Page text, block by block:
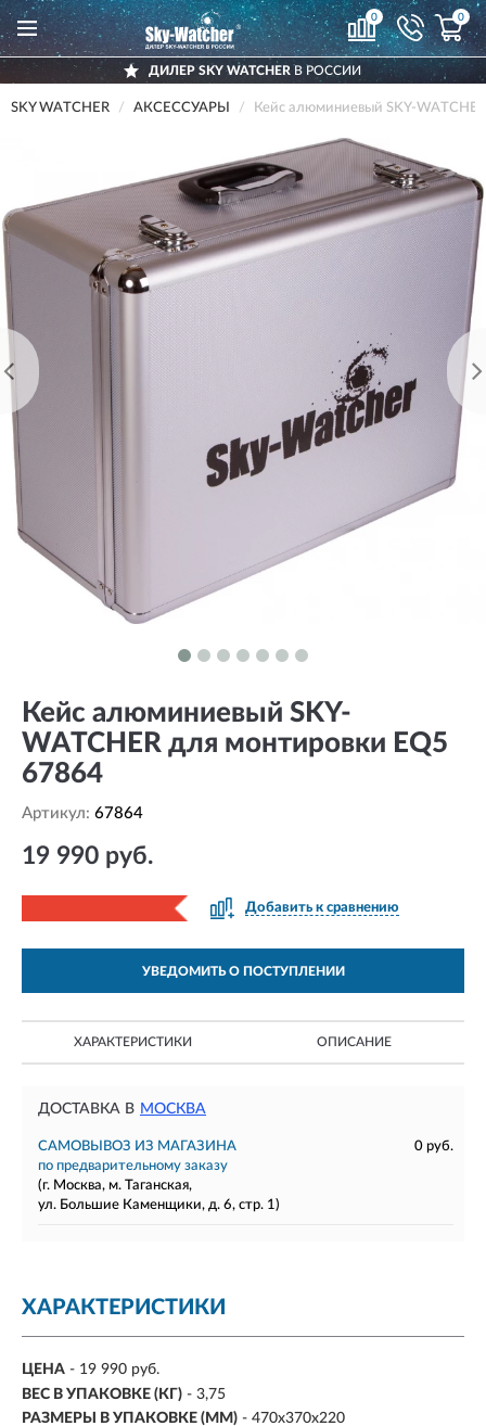
0 0
ДИЛЕР SKY WATCHER В РОССИИ
SKY WATCHER АКСЕССУАРЫ Кейс алюминиевый SKY-
Кейс алюминиевый SKY-
WATCHER для монтировки EQ5
67864
Артикул: 67864
19 990 руб.
Добавить к сравнению
УВЕДОМИТЬ О ПОСТУПЛЕНИИ
ХАРАКТЕРИСТИКИ ОПИСАНИЕ
ДОСТАВКА В МОСКВА
САМОВЫВОЗ ИЗ МАГАЗИНА
0 руб.
по предварительному заказу
(г. Москва, м. Таганская,
ул. Большие Каменщики, д. 6, стр. 1)
ХАРАКТЕРИСТИКИ
ЦЕНА - 19 990 руб.
ВЕС В УПАКОВКЕ (КГ) - 3,75
РАЗМЕРЫ В УПАКОВКЕ (ММ) - 470х370х220